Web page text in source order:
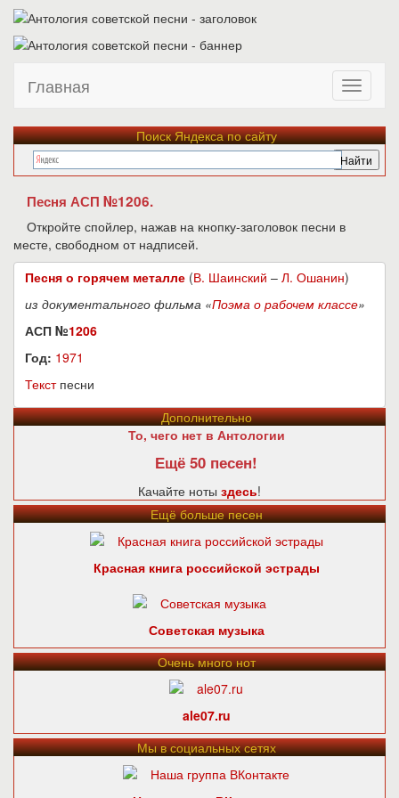
Главная
Поиск Яндекса по сайту
Песня АСП №1206.
Откройте спойлер, нажав на кнопку-заголовок песни в
месте, свободном от надписей.
Песня о горячем металле (В. Шаинский – Л. Ошанин)
из документального фильма «Поэма о рабочем классе»
АСП №1206
Год: 1971
Текстпесни
Дополнительно
То, чего нет в Антологии
Ещё 50 песен!
Качайте ноты здесь!
Ещё больше песен
Красная книга российской эстрады
Советская музыка
Очень много нот
ale07.ru
Мы в социальных сетях